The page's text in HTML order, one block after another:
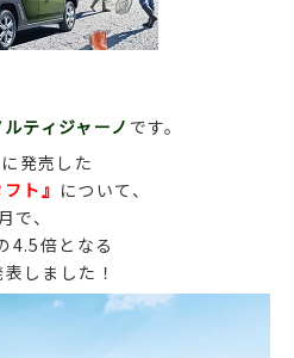
ティジャーノ です。
発売した
ト』 について、
で、
4.5倍となる
しました！